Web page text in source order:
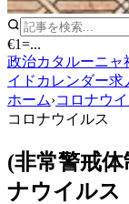
€1=...
政治カタルーニャ
イド カレンダー求
ホーム›コロナウ
コロナウイルス
(非常警戒
ナウイル